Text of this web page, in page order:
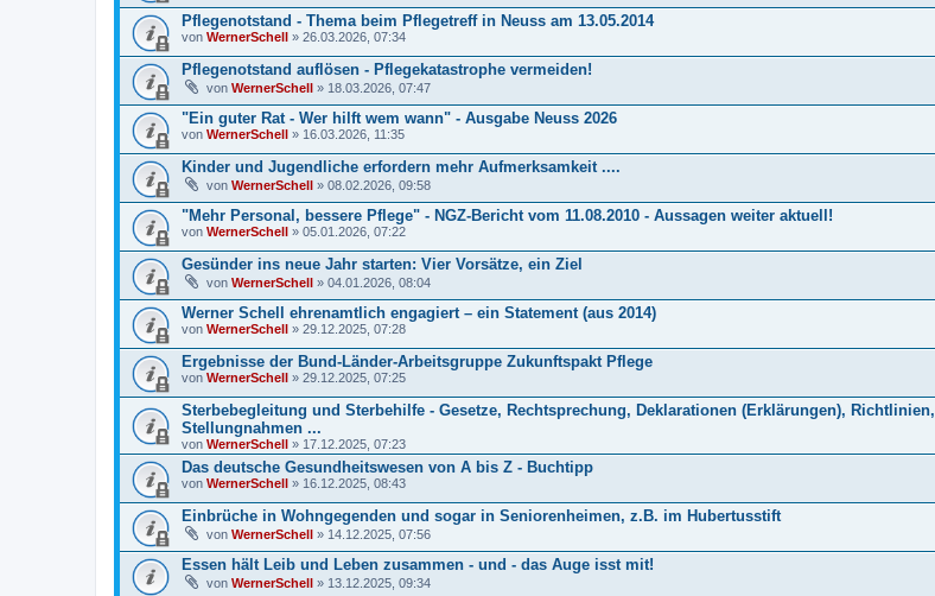
Pflegenotstand - Thema beim Pflegetreff in Neuss am 13.05.2014
von WernerSchell » 26.03.2026, 07:34
Pflegenotstand auflösen - Pflegekatastrophe vermeiden!
von WernerSchell » 18.03.2026, 07:47
"Ein guter Rat - Wer hilft wem wann" - Ausgabe Neuss 2026
von WernerSchell » 16.03.2026, 11:35
Kinder und Jugendliche erfordern mehr Aufmerksamkeit ....
von WernerSchell » 08.02.2026, 09:58
"Mehr Personal, bessere Pflege" - NGZ-Bericht vom 11.08.2010 - Aussagen weiter aktuell!
von WernerSchell » 05.01.2026, 07:22
Gesünder ins neue Jahr starten: Vier Vorsätze, ein Ziel
von WernerSchell » 04.01.2026, 08:04
Werner Schell ehrenamtlich engagiert – ein Statement (aus 2014)
von WernerSchell » 29.12.2025, 07:28
Ergebnisse der Bund-Länder-Arbeitsgruppe Zukunftspakt Pflege
von WernerSchell » 29.12.2025, 07:25
Sterbebegleitung und Sterbehilfe - Gesetze, Rechtsprechung, Deklarationen (Erklärungen), Richtlinien,
Stellungnahmen ...
von WernerSchell » 17.12.2025, 07:23
Das deutsche Gesundheitswesen von A bis Z - Buchtipp
von WernerSchell » 16.12.2025, 08:43
Einbrüche in Wohngegenden und sogar in Seniorenheimen, z.B. im Hubertusstift
von WernerSchell » 14.12.2025, 07:56
Essen hält Leib und Leben zusammen - und - das Auge isst mit!
von WernerSchell » 13.12.2025, 09:34